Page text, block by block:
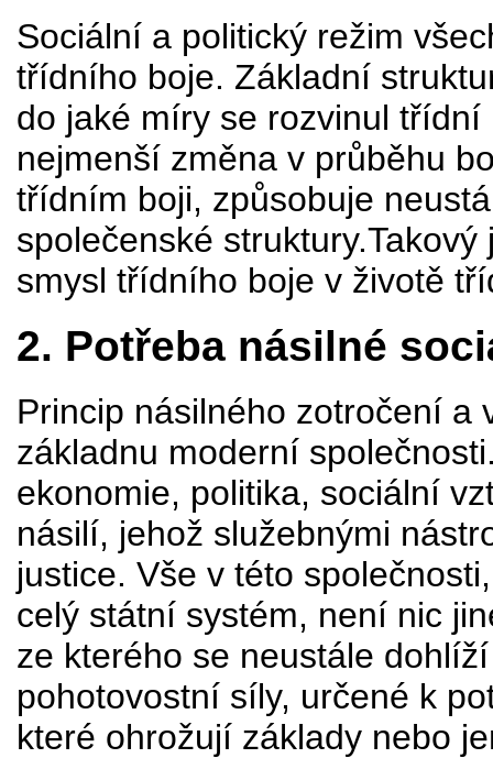
Sociální a politický režim
třídního boje. Základní
do jaké míry se rozvinul
nejmenší změna v průběhu
třídním boji, způsobuje
společenské
smysl třídního boje v životě
2. Potřeba násilné
Princip násilného zotročení
základnu moderní
ekonomie, politika, sociální
násilí, jehož služebnými
justice. Vše v této
celý státní systém, není nic
ze kterého se neustále
pohotovostní síly, určené k
které ohrožují základy nebo